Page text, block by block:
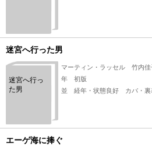
迷宮へ行った男
迷宮へ行っ
た男
マーティン・ラッセル 竹内
年 初版
並 経年・状態良好 カバ・裏
エーゲ海に捧ぐ